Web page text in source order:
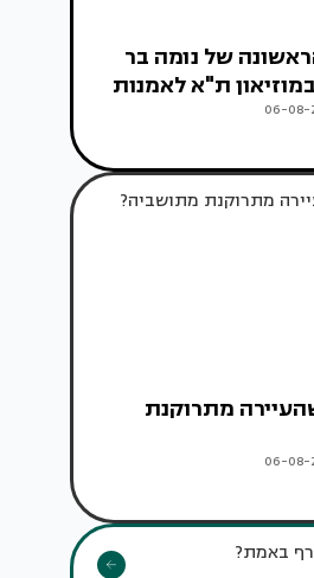
של נומה בר
ת"א לאמנות
06-08-
מתרוקנת
06-08-